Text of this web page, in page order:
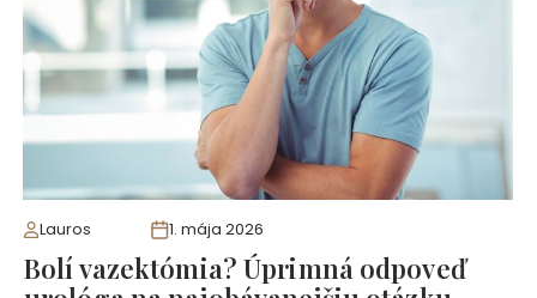
Lauros 1. mája 2026
Bolí vazektómia? Úprimná odpoveď